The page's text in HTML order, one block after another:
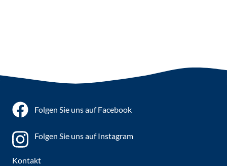
Folgen Sie uns auf Facebook
Folgen Sie uns auf Instagram
Kontakt